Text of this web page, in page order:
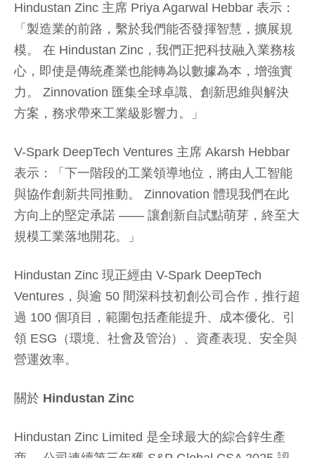
Hindustan Zinc 主席 Priya Agarwal Hebbar 表示：
「製造業的前路，繫於我們能否發揮智慧，擴展規
模。 在 Hindustan Zinc，我們正把科技融入業務核
心，即使是傳統產業也能轉為以數據為本，增強實
力。 Zinnovation 匯集全球卓識、創新思維與解決
方案，務求帶來工業級影響力。」
V-Spark DeepTech Ventures 主席 Akarsh Hebbar
表示：「下一階段的工業領導地位，將由人工智能
與協作創新共同推動。 Zinnovation 體現我們在此
方向上的堅定承諾 —— 讓創新自試點萌芽，終至大
規模工業落地開花。」
Hindustan Zinc 現正經由 V-Spark DeepTech
Ventures，與逾 50 間深科技初創公司合作，推行超
過 100 個項目，範圍包括產能提升、成本優化、引
領 ESG（環境、社會及管治）、資產表現、安全與
營運效率。
關於 Hindustan Zinc
Hindustan Zinc Limited 是全球最大的綜合鋅生產